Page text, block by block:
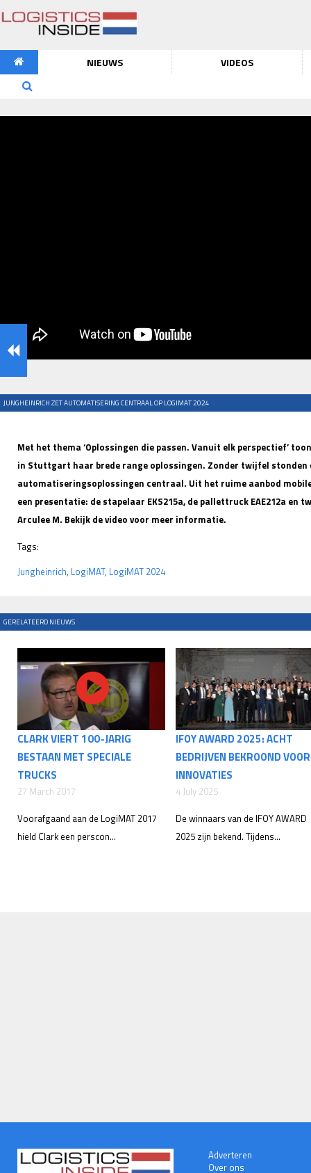
NIEUWS VIDEOS
JUNGHEINRICH ZET AUTOMATISERING CENTRAAL OP LOGIMAT 2024
Met het thema ‘Oplossingen die passen. Vanuit elk perspectief’
in Stuttgart haar brede range oplossingen. Zonder twijfel stonden
automatiseringsoplossingen centraal. Uit het ruime aanbod
een presentatie: de stapelaar EKS215a, de pallettruck EAE212a en
Arculee M. Bekijk de video voor meer informatie.
Tags:
Jungheinrich, LogiMAT, LogiMAT 2024
GERELATEERD NIEUWS
CLARK VIERT 100-JARIG
BESTAAN MET SPECIALE
TRUCKS
27 March 2017
Voorafgaand aan de LogiMAT 2017
hield Clark een perscon...
IFOY AWARD 2025: ACHT
BEDRIJVEN BEKROOND VOOR
INNOVATIES
4 July 2025
De winnaars van de IFOY AWARD
2025 zijn bekend. Tijdens...
Adverteren
Over ons